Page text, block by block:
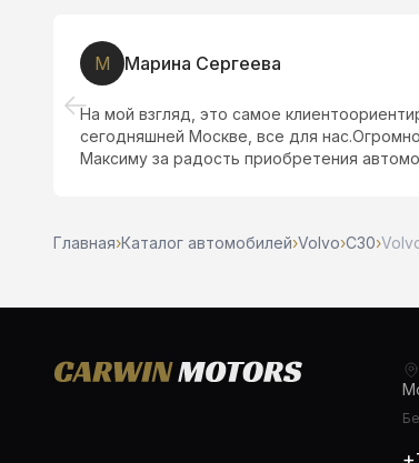
М Марина Сергеева
На мой взгляд, это самое
сегодняшней Москве, все для
Максиму за радость приобретения
Главная›Каталог автомобилей›Volvo›C30›